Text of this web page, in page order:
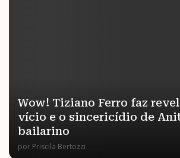
Wow! Tiziano Ferro faz
vício e o sincericídio de
bailarino
por Priscila Bertozzi